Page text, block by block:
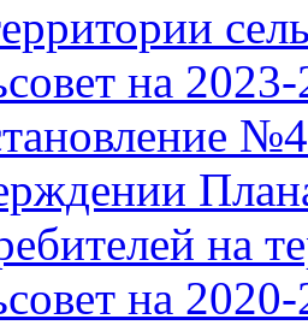
на
на
на 2020-